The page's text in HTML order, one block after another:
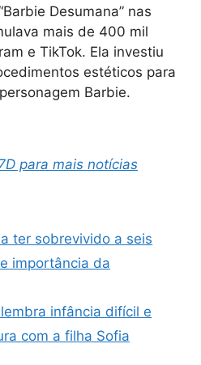
Desumana” nas
mais de 400 mil
e TikTok. Ela investiu
estéticos para
Barbie.
para mais notícias
ter sobrevivido a seis
importância da
infância difícil e
com a filha Sofia